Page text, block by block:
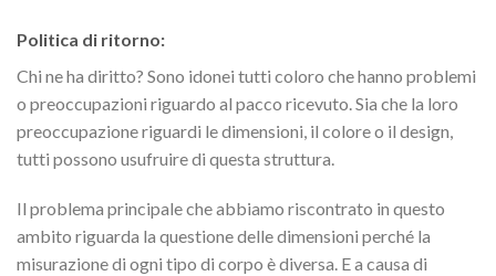
Politica di ritorno:
Chi ne ha diritto? Sono idonei tutti coloro che hanno problemi
o preoccupazioni riguardo al pacco ricevuto. Sia che la loro
preoccupazione riguardi le dimensioni, il colore o il design,
tutti possono usufruire di questa struttura.
Il problema principale che abbiamo riscontrato in questo
ambito riguarda la questione delle dimensioni perché la
misurazione di ogni tipo di corpo è diversa. E a causa di